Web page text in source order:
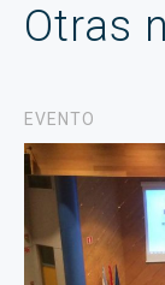
Otras
EVENTO